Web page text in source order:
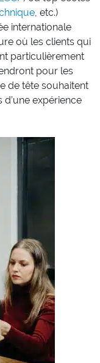
, etc.)
internationale
où les clients qui
particulièrement
pour les
de tête souhaitent
expérience